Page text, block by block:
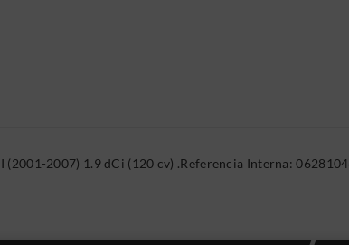
2007) 1.9 dCi (120 cv) .Referencia Interna: